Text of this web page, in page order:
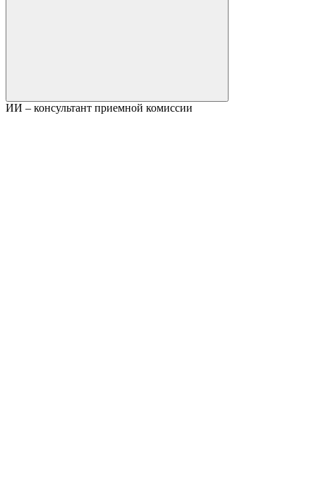
ИИ – консультант приемной комиссии